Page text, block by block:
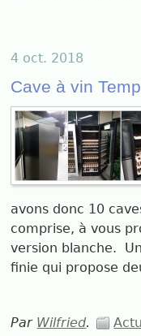
4 oct. 2018
Cave à vin
avons donc 10
comprise, à vous
version blanche.
finie qui propose
Par Wilfried.